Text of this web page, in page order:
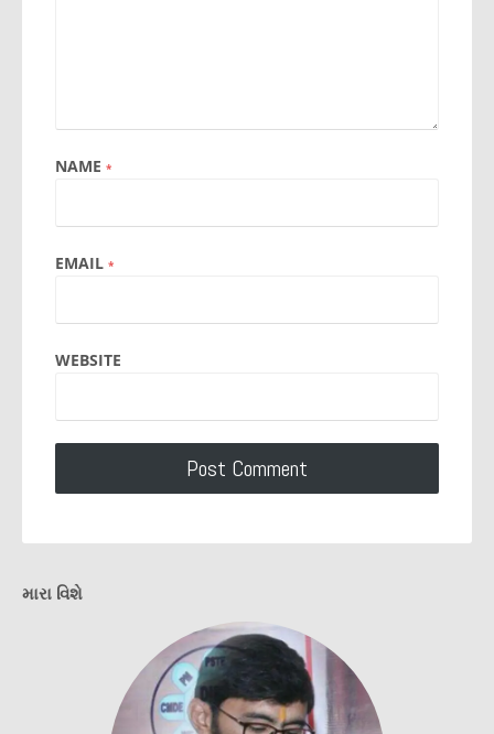
NAME *
EMAIL *
WEBSITE
મારા વિશે